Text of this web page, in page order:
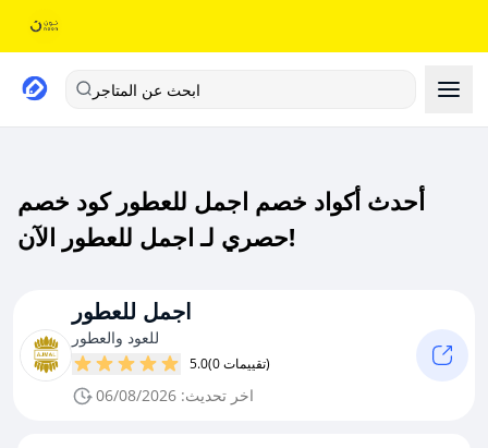
ابحث عن المتاجر
أحدث أكواد خصم اجمل للعطور كود خصم
حصري لـ اجمل للعطور الآن!
اجمل للعطور
للعود والعطور
5.0 (0 تقييمات)
اخر تحديث: 06/08/2026